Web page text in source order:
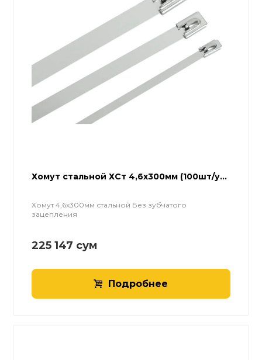
Хомут стальной ХСт 4,6х300мм (100шт/у...
Хомут 4,6х300мм стальной Без зубчатого
зацепления
225 147 сум
Подробнее